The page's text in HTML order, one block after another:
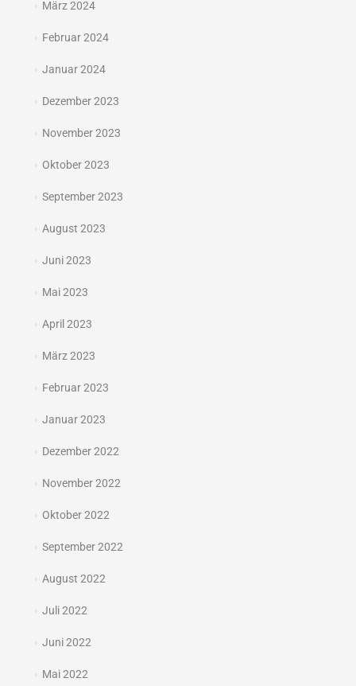
März 2024
Februar 2024
Januar 2024
Dezember 2023
November 2023
Oktober 2023
September 2023
August 2023
Juni 2023
Mai 2023
April 2023
März 2023
Februar 2023
Januar 2023
Dezember 2022
November 2022
Oktober 2022
September 2022
August 2022
Juli 2022
Juni 2022
Mai 2022